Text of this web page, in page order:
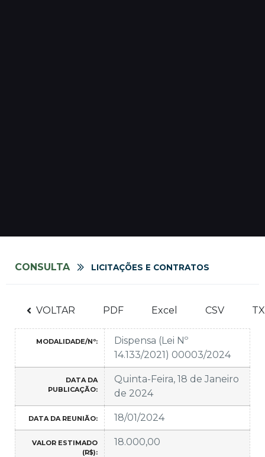
CONSULTA LICITAÇÕES E CONTRATOS
VOLTAR PDF Excel CSV
MODALIDADE/Nº:
Dispensa (Lei Nº
14.133/2021) 00003/2024
DATA DA
PUBLICAÇÃO:
Quinta-Feira, 18 de Janeiro
de 2024
DATA DA REUNIÃO: 18/01/2024
VALOR ESTIMADO
(R$):
18.000,00